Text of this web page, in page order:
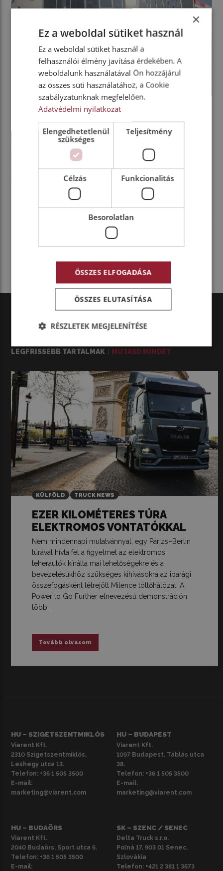
ISUZU teherautók és Takács Róbert Isuzu termék felelős
Az EKÁER-módosítás miatt is megkezdték az
ügyfelek a járműparkok újrastrukturálását. A
legkeresettebb típusokból folyamatosan a
raktárkészlet, deigény esetén az Isuzuk
billenőplatóval, fülke mögötti daruval is rendelhetők
MEGOSZTOM MÁSOKKAL
TRUCKNEWS
LEGFRISSEBB TARTALMAK MUTASD MINDET
KÜLFÖLD TRUCK NEWS
EZER KILOMÉTERES TÚRA
ELEKTROMOS VONTATÓKKAL
Nem mindennapi mutatvánnyal, egy Párizs–Berlin
túrával hívta fel a figyelmet az elektromos
teherautók kínálta mai lehetőségekre és a
bevezetésükhöz szükséges kihívásokra az iparági
összefogásként létrejött Milence töltőhálózat. A
Power to Go Further elnevezésű demonstráción
több…
Tovább olvasom
HU – SZIGETSZENTMIKLÓS
Viarent Kft.
2310 Szigetszentmiklós,
Leshegy utca 13.
Telefon: +36 1 505 3500
E-mail:
marketing@viarent.com
HU – BUDAPEST
Viarent Kft.
1097 Budapest, Táblás utca
38.
Telefon: +36 1 505 3500
E-mail:
marketing@viarent.com
HU – BUDAÖRS
Viarent Kft.
2040 Budaörs, Sport utca 6.
Telefon: +36 1 505 3500
E-mail:
SK – SZENC / SENEC
Delta Truck s.r.o.
Poľná 17, 903 01 Senec,
Szlovákia
Telefon: +421 2 381 1 3673
×
Ez a weboldal sütiket használ
Ez a weboldal sütiket használ a
felhasználói élmény javítása érdekében. A
weboldalunk használatával Ön hozzájárul
az összes süti használatához, a Cookie
szabályzatunknak megfelelően.
Adatvédelmi nyilatkozat
Elengedhetetlenül
szükséges
Teljesítmény
Célzás Funkcionalitás
Besorolatlan
ÖSSZES ELFOGADÁSA
ÖSSZES ELUTASÍTÁSA
RÉSZLETEK MEGJELENÍTÉSE